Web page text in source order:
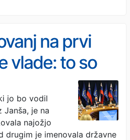
na prvi
vlade: to so
jo bo vodil
Janša, je na
najožjo
drugim je imenovala državne